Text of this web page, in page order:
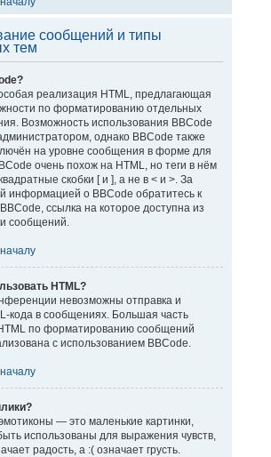
сообщений и типы
тем
реализация HTML, предлагающая
по форматированию отдельных
Возможность использования BBCode
однако BBCode также
на уровне сообщения в форме для
очень похож на HTML, но теги в нём
скобки [ и ], а не в < и >. За
информацией о BBCode обратитесь к
ссылка на которое доступна из
сообщений.
HTML?
невозможны отправка и
кода в сообщениях. Большая часть
по форматированию сообщений
с использованием BBCode.
— это маленькие картинки,
использованы для выражения чувств,
радость, а :( означает грусть.